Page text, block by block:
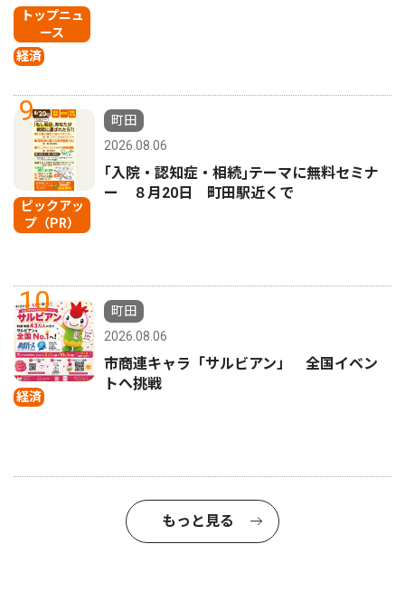
トップニュ
ース
経済
9
ピックアッ
プ（PR）
町田
2026.08.06
｢入院・認知症・相続｣テーマに無料セミナ
ー ８月20日 町田駅近くで
10
経済
町田
2026.08.06
市商連キャラ「サルビアン」 全国イベン
トへ挑戦
もっと見る